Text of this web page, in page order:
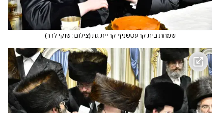
שמחת בית קרעטשניף קריית גת(צילום: שוקי לרר)